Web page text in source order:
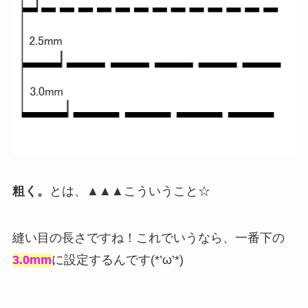
粗く。 とは、▲▲▲こういうこと☆
縫い目の長さですね！これでいうなら、一番下の
3.0mmに設定するんです(*’ω’*)